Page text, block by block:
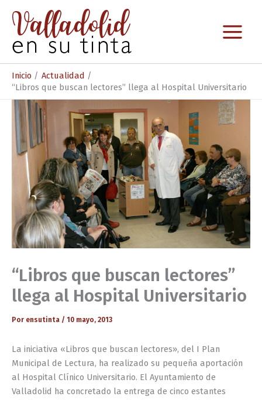
contenido
Inicio
Actualidad
“Libros que buscan lectores” llega al Hospital Universitario
“Libros que buscan lectores”
llega al Hospital Universitario
Por ensutinta / 10 mayo, 2013
La iniciativa «Libros que buscan lectores», del I Plan
Municipal de Lectura, ha realizado su pequeña aportación
al Hospital Clínico Universitario. El Ayuntamiento de
Valladolid ha concretado la entrega de cinco estantes